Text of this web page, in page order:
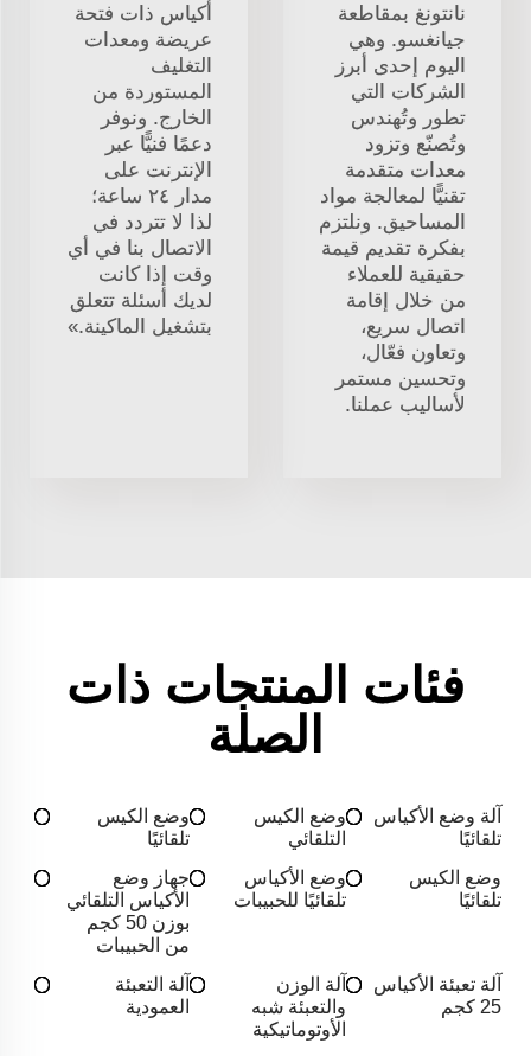
نانتونغ بمقاطعة
جيانغسو. وهي
اليوم إحدى أبرز
الشركات التي
تطور وتُهندس
وتُصنّع وتزود
معدات متقدمة
تقنيًّا لمعالجة مواد
المساحيق. ونلتزم
بفكرة تقديم قيمة
حقيقية للعملاء
من خلال إقامة
اتصال سريع،
وتعاون فعّال،
وتحسين مستمر
لأساليب عملنا.
أكياس ذات فتحة
عريضة ومعدات
التغليف
المستوردة من
الخارج. ونوفر
دعمًا فنيًّا عبر
الإنترنت على
مدار ٢٤ ساعة؛
لذا لا تتردد في
الاتصال بنا في أي
وقت إذا كانت
لديك أسئلة تتعلق
بتشغيل الماكينة.»
فئات المنتجات ذات
الصلة
آلة وضع الأكياس
تلقائيًا
وضع الكيس
التلقائي
وضع الكيس
تلقائيًا
وضع الكيس
تلقائيًا
وضع الأكياس
تلقائيًا للحبيبات
جهاز وضع
الأكياس التلقائي
بوزن 50 كجم
من الحبيبات
آلة تعبئة الأكياس
25 كجم
آلة الوزن
والتعبئة شبه
الأوتوماتيكية
آلة التعبئة
العمودية